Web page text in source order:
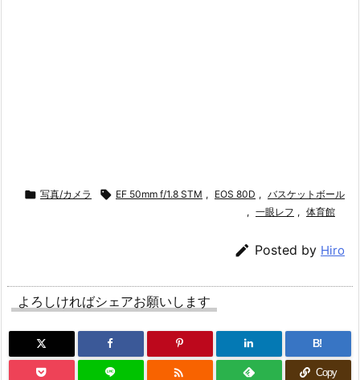
 写真/カメラ  EF 50mm f/1.8 STM , EOS 80D , バスケットボール
, 一眼レフ , 体育館
 Posted by Hiro
よろしければシェアお願いします
B!
 Copy